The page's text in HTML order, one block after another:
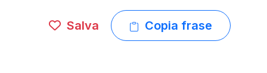
Salva Copia frase